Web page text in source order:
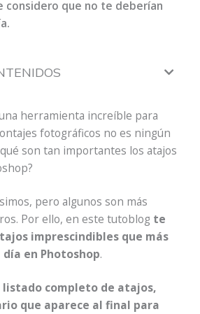
considero que no te deberían
herramienta increíble para
fotográficos no es ningún
son tan importantes los atajos
pero algunos son más
Por ello, en este tutoblog te
imprescindibles que más
en Photoshop.
completo de atajos,
que aparece al final para